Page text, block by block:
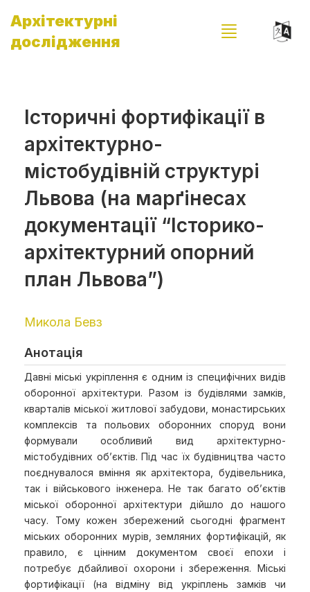
Архітектурні
дослідження
Історичні фортифікації в
архітектурно-
містобудівній структурі
Львова (на марґінесах
документації “Історико-
архітектурний опорний
план Львова”)
Микола Бевз
Анотація
Давні міські укріплення є одним із специфічних видів
оборонної архітектури. Разом із будівлями замків,
кварталів міської житлової забудови, монастирських
комплексів та польових оборонних споруд вони
формували особливий вид архітектурно-
містобудівних об’єктів. Під час їх будівництва часто
поєднувалося вміння як архітектора, будівельника,
так і військового інженера. Не так багато об’єктів
міської оборонної архітектури дійшло до нашого
часу. Тому кожен збережений сьогодні фрагмент
міських оборонних мурів, земляних фортифікацій, як
правило, є цінним документом своєї епохи і
потребує дбайливої охорони і збереження. Міські
фортифікації (на відміну від укріплень замків чи